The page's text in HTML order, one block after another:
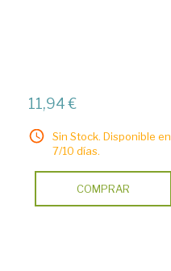
11,94 €
Sin Stock. Disponible en
7/10 días.
COMPRAR